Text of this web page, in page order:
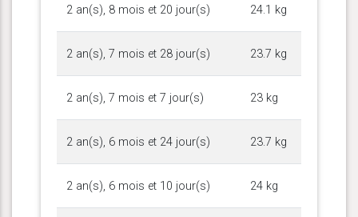
2 an(s), 8 mois et 20 jour(s) 24.1 kg
2 an(s), 7 mois et 28 jour(s) 23.7 kg
2 an(s), 7 mois et 7 jour(s) 23 kg
2 an(s), 6 mois et 24 jour(s) 23.7 kg
2 an(s), 6 mois et 10 jour(s) 24 kg